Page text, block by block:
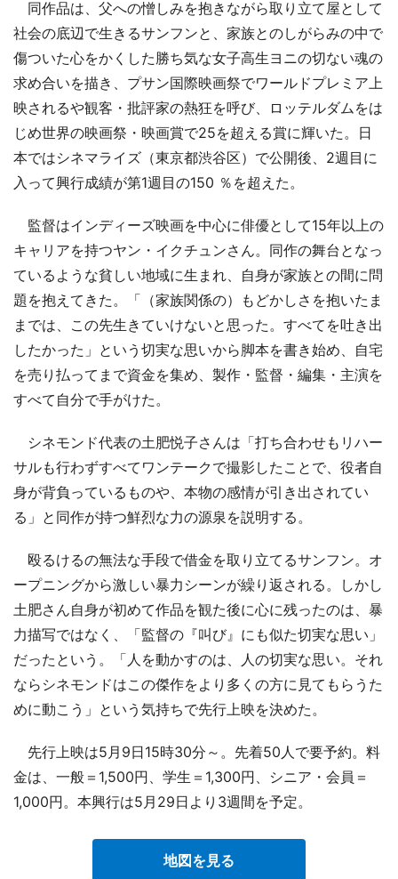
同作品は、父への憎しみを抱きながら取り立て屋として
社会の底辺で生きるサンフンと、家族とのしがらみの中で
傷ついた心をかくした勝ち気な女子高生ヨニの切ない魂の
求め合いを描き、プサン国際映画祭でワールドプレミア上
映されるや観客・批評家の熱狂を呼び、ロッテルダムをは
じめ世界の映画祭・映画賞で25を超える賞に輝いた。日
本ではシネマライズ（東京都渋谷区）で公開後、2週目に
入って興行成績が第1週目の150 ％を超えた。
監督はインディーズ映画を中心に俳優として15年以上の
キャリアを持つヤン・イクチュンさん。同作の舞台となっ
ているような貧しい地域に生まれ、自身が家族との間に問
題を抱えてきた。「（家族関係の）もどかしさを抱いたま
までは、この先生きていけないと思った。すべてを吐き出
したかった」という切実な思いから脚本を書き始め、自宅
を売り払ってまで資金を集め、製作・監督・編集・主演を
すべて自分で手がけた。
シネモンド代表の土肥悦子さんは「打ち合わせもリハー
サルも行わずすべてワンテークで撮影したことで、役者自
身が背負っているものや、本物の感情が引き出されてい
る」と同作が持つ鮮烈な力の源泉を説明する。
殴るけるの無法な手段で借金を取り立てるサンフン。オ
ープニングから激しい暴力シーンが繰り返される。しかし
土肥さん自身が初めて作品を観た後に心に残ったのは、暴
力描写ではなく、「監督の『叫び』にも似た切実な思い」
だったという。「人を動かすのは、人の切実な思い。それ
ならシネモンドはこの傑作をより多くの方に見てもらうた
めに動こう」という気持ちで先行上映を決めた。
先行上映は5月9日15時30分～。先着50人で要予約。料
金は、一般＝1,500円、学生＝1,300円、シニア・会員＝
1,000円。本興行は5月29日より3週間を予定。
地図を見る